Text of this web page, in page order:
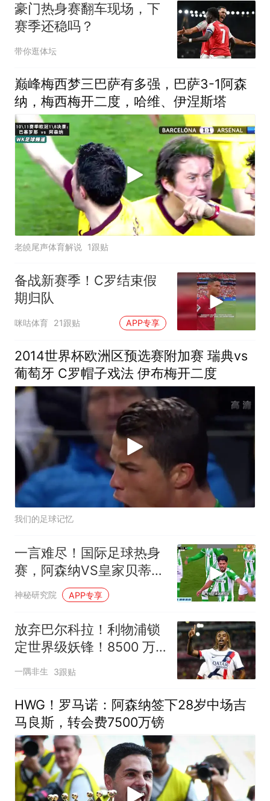
豪门热身赛翻车现场，下
赛季还稳吗？
带你逛体坛
巅峰梅西梦三巴萨有多强，巴萨3-1阿森
纳，梅西梅开二度，哈维、伊涅斯塔
老皢尾声体育解说 1跟贴
备战新赛季！C罗结束假
期归队
咪咕体育 21跟贴 APP专享
2014世界杯欧洲区预选赛附加赛 瑞典vs
葡萄牙 C罗帽子戏法 伊布梅开二度
我们的足球记忆
一言难尽！国际足球热身
赛，阿森纳VS皇家贝蒂
斯！
神秘研究院 APP专享
放弃巴尔科拉！利物浦锁
定世界级妖锋！8500 万
挖角新帅爱将
一隅非生 3跟贴
HWG！罗马诺：阿森纳签下28岁中场吉
马良斯，转会费7500万镑